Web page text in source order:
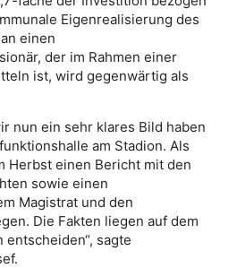
Eigenrealisierung des
einen
der im Rahmen einer
ist, wird gegenwärtig als
nun ein sehr klares Bild haben
am Stadion. Als
Herbst einen Bericht mit den
sowie einen
Magistrat und den
Die Fakten liegen auf dem
sagte